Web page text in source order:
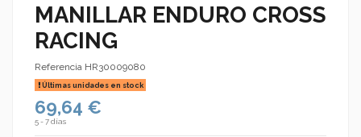
MANILLAR ENDURO CROSS
RACING
Referencia HR30009080
Últimas unidades en stock
69,64 €
5 - 7 días